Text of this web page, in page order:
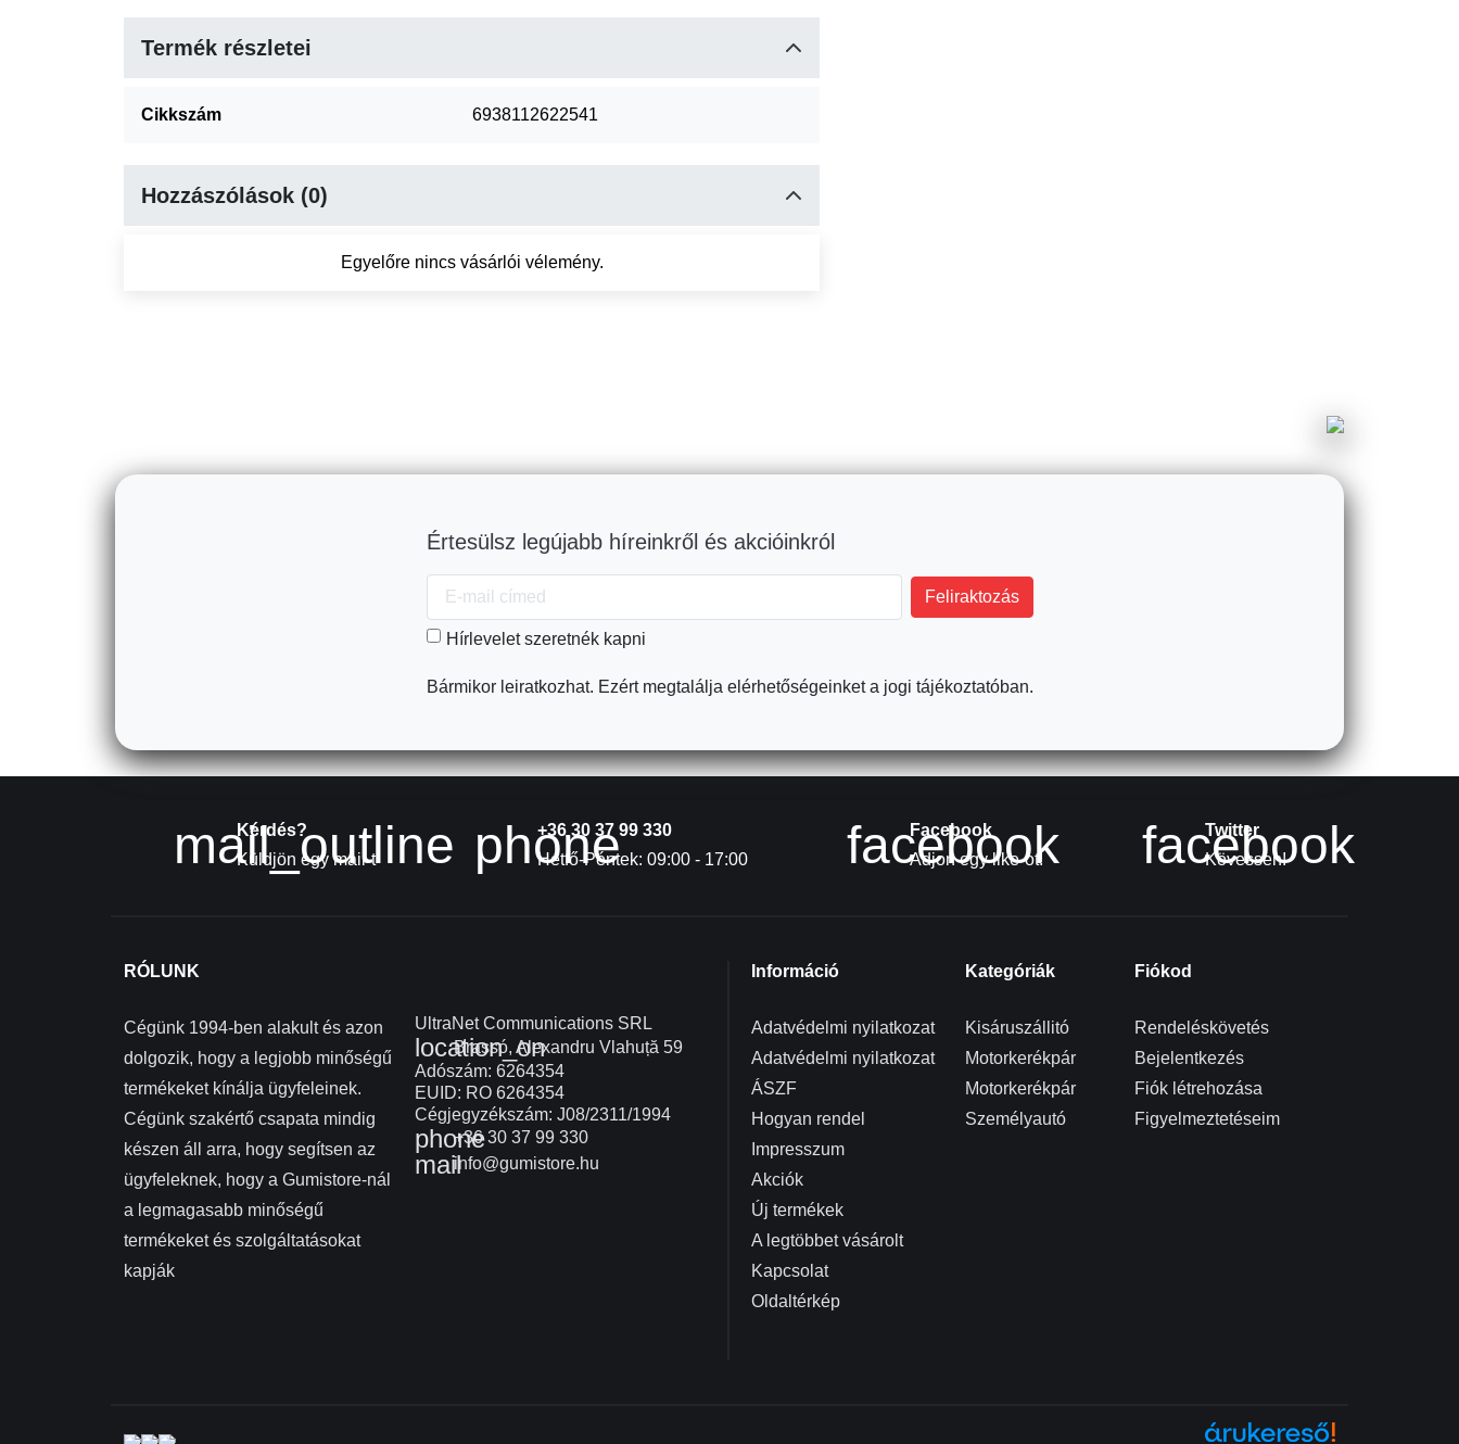
Termék részletei
Cikkszám 6938112622541
Hozzászólások (0)
Egyelőre nincs vásárlói vélemény.
Értesülsz legújabb híreinkről és akcióinkról
Hírlevelet szeretnék kapni
Bármikor leiratkozhat. Ezért megtalálja elérhetőségeinket a jogi tájékoztatóban.
mail_outline
Kérdés?
Küldjön egy mail-t
phone
+36 30 37 99 330
Hétfő-Péntek: 09:00 - 17:00
facebook
Facebook
Adjon egy like-ot!
facebook
Twitter
Kövessen!
RÓLUNK
Cégünk 1994-ben alakult és azon
dolgozik, hogy a legjobb minőségű
termékeket kínálja ügyfeleinek.
Cégünk szakértő csapata mindig
készen áll arra, hogy segítsen az
ügyfeleknek, hogy a Gumistore-nál
a legmagasabb minőségű
termékeket és szolgáltatásokat
kapják
UltraNet Communications SRL
location_on
Brassó, Alexandru Vlahuță 59
Adószám: 6264354
EUID: RO 6264354
Cégjegyzékszám: J08/2311/1994
phone+36 30 37 99 330
mailinfo@gumistore.hu
Információ
Adatvédelmi nyilatkozat
Adatvédelmi nyilatkozat
ÁSZF
Hogyan rendel
Impresszum
Akciók
Új termékek
A legtöbbet vásárolt
Kapcsolat
Oldaltérkép
Kategóriák
Kisáruszállitó
Motorkerékpár
Motorkerékpár
Személyautó
Fiókod
Rendeléskövetés
Bejelentkezés
Fiók létrehozása
Figyelmeztetéseim